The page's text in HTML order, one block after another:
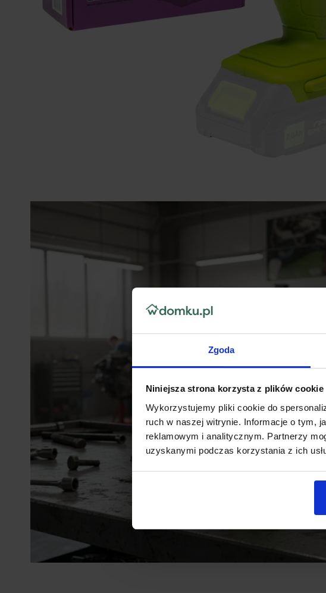
Zgoda
Niniejsza strona korzysta z plików cookie
Wykorzystujemy pliki cookie do
ruch w naszej witrynie. Informacje o tym,
reklamowym i analitycznym. Partnerzy
uzyskanymi podczas korzystania z ich